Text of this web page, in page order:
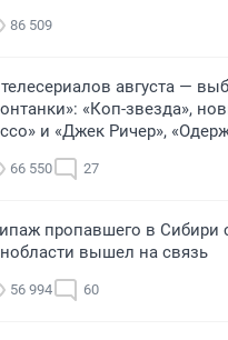
86 509
августа —
«Коп-звезда»,
и «Джек Ричер»,
66 550 27
пропавшего в Сибири
вышел на связь
56 994 60